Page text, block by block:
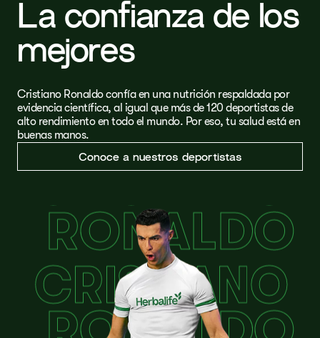
La confianza de los
mejores
Cristiano Ronaldo confía en una nutrición respaldada por
evidencia científica, al igual que más de 120 deportistas de
alto rendimiento en todo el mundo. Por eso, tu salud está en
buenas manos.
Conoce a nuestros deportistas